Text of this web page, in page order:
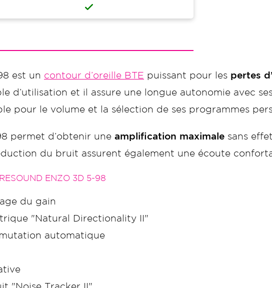
est un contour d’oreille BTE puissant pour les pertes
d’utilisation et il assure une longue autonomie avec
pour le volume et la sélection de ses programmes
permet d’obtenir une amplification maximale sans
du bruit assurent également une écoute
ENZO 3D 5-98
du gain
"Natural Directionality II"
automatique